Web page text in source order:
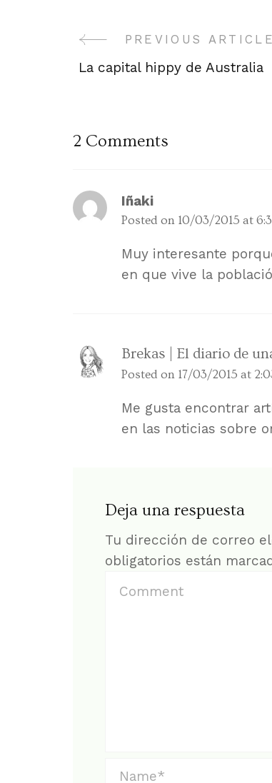
Post
Navigation
PREVIOUS ARTICLE
La capital hippy de Australia
2 Comments
Iñaki
Posted on 10/03/2015 at
Muy interesante
en que vive la
Brekas | El diario de
Posted on 17/03/2015 at
Me gusta encontrar
en las noticias sobre
Deja una respuesta
Tu dirección de correo
obligatorios están